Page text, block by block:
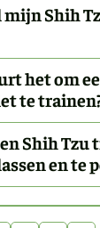
Shih
het om
te
Shih Tzu
en te